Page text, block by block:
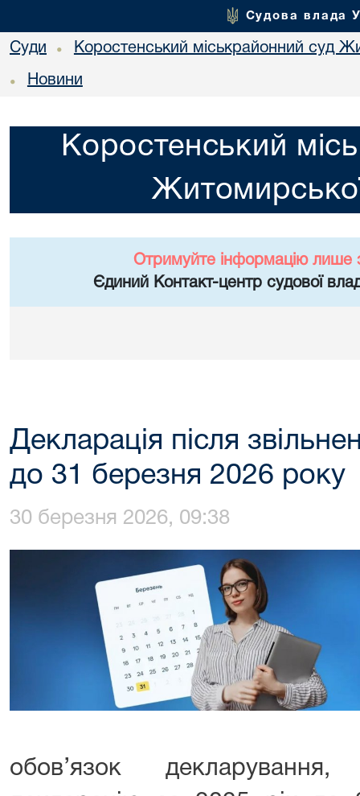
Судова влада
Суди • Коростенський міськрайонний суд
• Новини
Коростенський
Отримуйте інформацію лише
Єдиний Контакт-центр судової
Декларація після
до 31 березня 2026 року
30 березня 2026, 09:38
обов’язок декларування,